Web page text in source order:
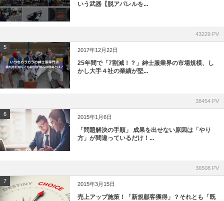
いう武器【脱アパレルを...
43229 PV
5 2017年12月22日
25年間で「7割減！？」紳士服業界の市場規模、し
かし大手４社の業績が堅...
38454 PV
6 2015年1月6日
「問題解決の手順」 成果を出せない原因は「やり
方」が間違っているだけ！...
36508 PV
7 2015年3月15日
売上アップ施策！「新規顧客獲得」？それとも「既